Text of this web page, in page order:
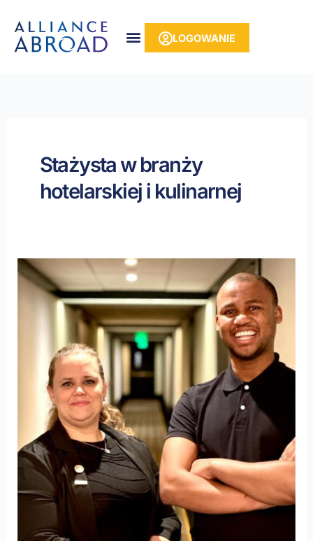
treści
treści
LOGOWANIE
Stażysta w branży
hotelarskiej i kulinarnej
Historia
Sanele